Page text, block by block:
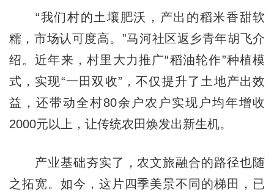
“我们村的土壤肥沃，产出的稻米香甜软
糯，市场认可度高。”马河社区返乡青年胡飞介
绍。近年来，村里大力推广“稻油轮作”种植模
式，实现“一田双收”，不仅提升了土地产出效
益，还带动全村80余户农户实现户均年增收
2000元以上，让传统农田焕发出新生机。
产业基础夯实了，农文旅融合的路径也随
之拓宽。如今，这片四季美景不同的梯田，已